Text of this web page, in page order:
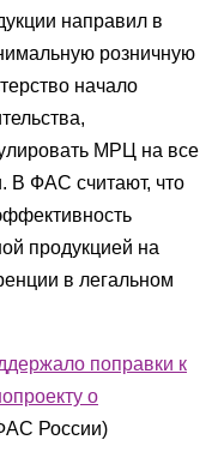
направил в
розничную
начало
МРЦ на все
В ФАС считают, что
продукцией на
в легальном
поправки к
о
России)